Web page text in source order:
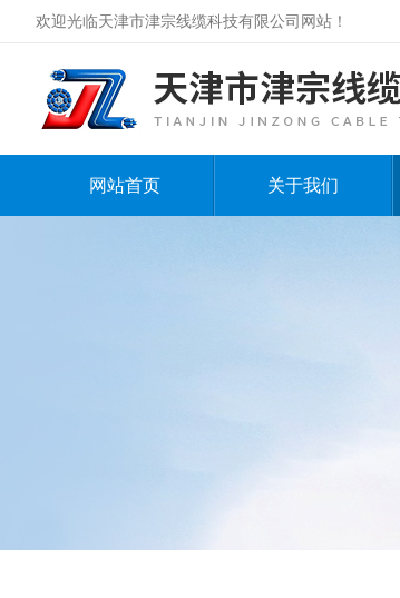
欢迎光临天津市津宗线缆科技有限公司网站！
网站首页 关于我们